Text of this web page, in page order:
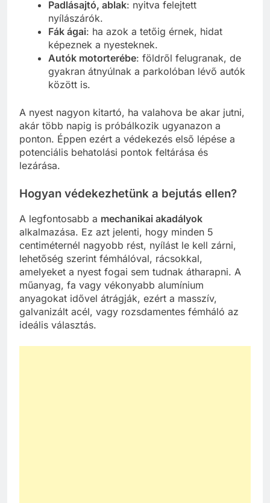
Padlásajtó, ablak: nyitva felejtett
nyílászárók.
Fák ágai: ha azok a tetőig érnek, hidat
képeznek a nyesteknek.
Autók motorterébe: földről felugranak, de
gyakran átnyúlnak a parkolóban lévő autók
között is.
A nyest nagyon kitartó, ha valahova be akar jutni,
akár több napig is próbálkozik ugyanazon a
ponton. Éppen ezért a védekezés első lépése a
potenciális behatolási pontok feltárása és
lezárása.
Hogyan védekezhetünk a bejutás ellen?
A legfontosabb a mechanikai akadályok
alkalmazása. Ez azt jelenti, hogy minden 5
centiméternél nagyobb rést, nyílást le kell zárni,
lehetőség szerint fémhálóval, rácsokkal,
amelyeket a nyest fogai sem tudnak átharapni. A
műanyag, fa vagy vékonyabb alumínium
anyagokat idővel átrágják, ezért a masszív,
galvanizált acél, vagy rozsdamentes fémháló az
ideális választás.